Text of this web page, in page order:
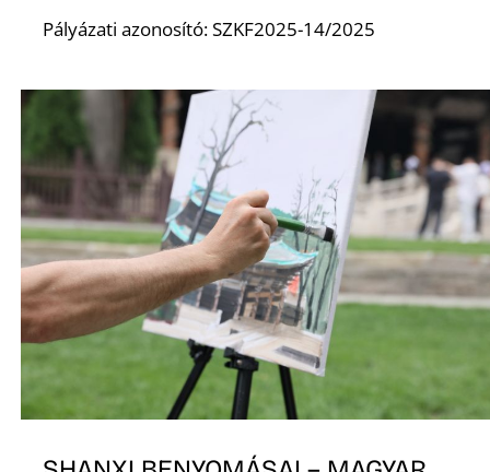
Pályázati azonosító: SZKF2025-14/2025